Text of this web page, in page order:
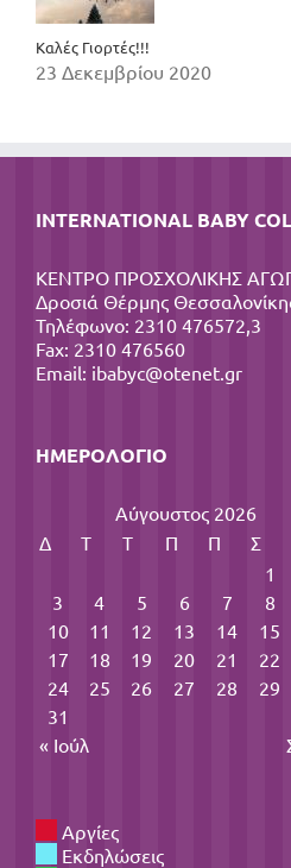
Καλές Γιορτές!!!
23 Δεκεμβρίου 2020
INTERNATIONAL BABY
ΚΕΝΤΡΟ ΠΡΟΣΧΟΛΙΚΗΣ
Δροσιά Θέρμης
Τηλέφωνο: 2310 476572,3
Fax: 2310 476560
Email: ibabyc@otenet.gr
ΗΜΕΡΟΛΌΓΙΟ
Αύγουστος 2026
Δ
Τ Τ Π Π Σ
1
3
4 5 6 7 8
10 11 12 13 14 15
17
18 19 20 21 22
24
25 26 27 28 29
31
« Ιούλ
Αργίες
Εκδηλώσεις